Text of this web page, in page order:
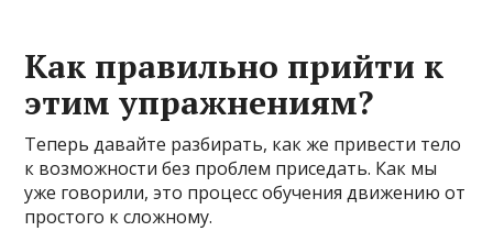
Как правильно прийти к
этим упражнениям?
Теперь давайте разбирать, как же привести тело
к возможности без проблем приседать. Как мы
уже говорили, это процесс обучения движению от
простого к сложному.